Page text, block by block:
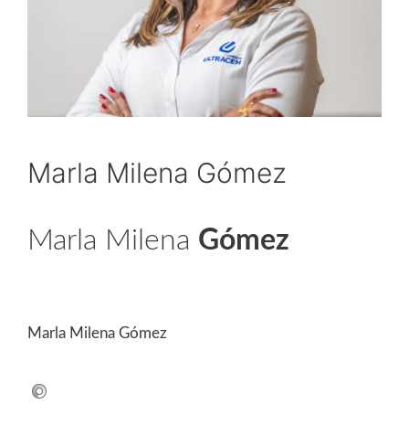
Marla Milena Gómez
Marla Milena Gómez
Marla Milena Gómez